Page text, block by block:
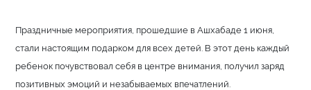
Праздничные мероприятия, прошедшие в Ашхабаде 1 июня,
стали настоящим подарком для всех детей. В этот день каждый
ребенок почувствовал себя в центре внимания, получил заряд
позитивных эмоций и незабываемых впечатлений.